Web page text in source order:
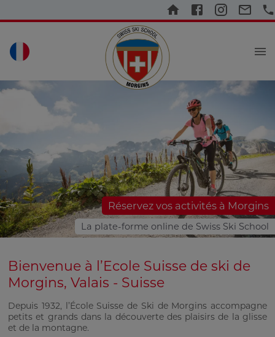
Réservez vos activités à Morgins
La plate-forme online de Swiss Ski School
Bienvenue à l’Ecole Suisse de ski de
Morgins, Valais - Suisse
Depuis 1932, l’École Suisse de Ski de Morgins accompagne
petits et grands dans la découverte des plaisirs de la glisse
et de la montagne.